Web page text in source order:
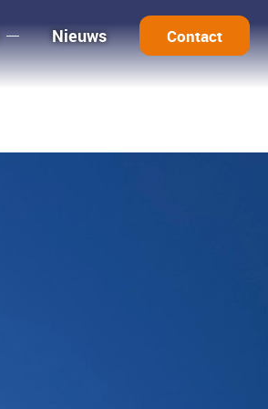
Nieuws Contact